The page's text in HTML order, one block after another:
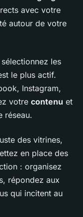
avec votre
autour de votre
sélectionnez les
le plus actif.
Instagram,
votre contenu et
réseau.
des vitrines,
en place des
: organisez
répondez aux
qui incitent au